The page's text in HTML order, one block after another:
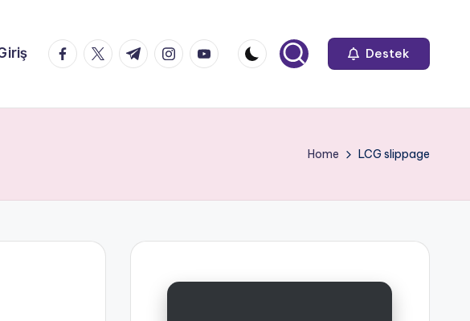
facebook.com
twitter.com
t.me instagram.com
youtube.com Destek
Home LCG slippage